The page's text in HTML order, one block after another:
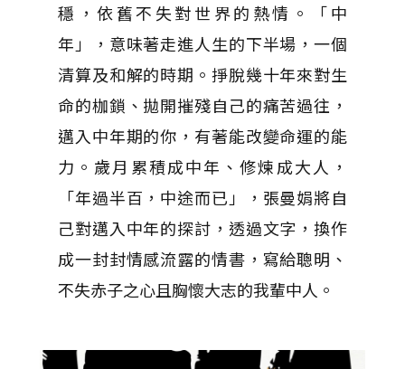
穩，依舊不失對世界的熱情。「中
年」，意味著走進人生的下半場，一個
清算及和解的時期。掙脫幾十年來對生
命的枷鎖、拋開摧殘自己的痛苦過往，
邁入中年期的你，有著能改變命運的能
力。歲月累積成中年、修煉成大人，
「年過半百，中途而已」，張曼娟將自
己對邁入中年的探討，透過文字，換作
成一封封情感流露的情書，寫給聰明、
不失赤子之心且胸懷大志的我輩中人。